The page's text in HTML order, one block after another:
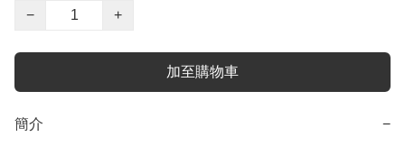
−
+
加至購物車
簡介 −